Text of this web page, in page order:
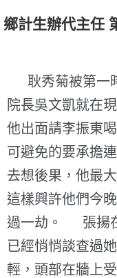
鄉計生辦代主任
耿秀菊被第一
院長吳文凱就在
他出面請李振東
可避免的要承擔
去想後果，他最
這樣興許他們今
過一劫。 張揚在
已經悄悄談查過
輕，頭部在牆上